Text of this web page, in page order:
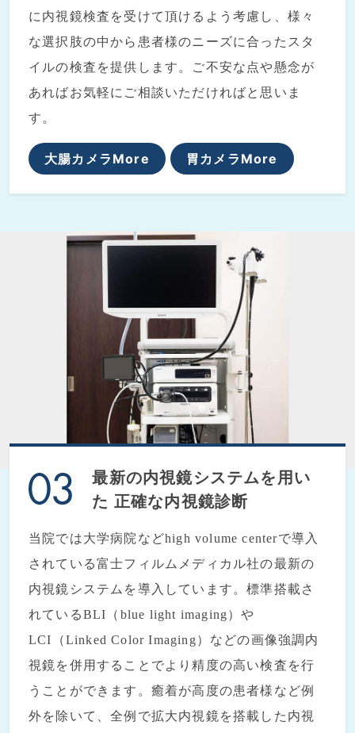
に内視鏡検査を受けて頂けるよう考慮し、様々
な選択肢の中から患者様のニーズに合ったスタ
イルの検査を提供します。ご不安な点や懸念が
あればお気軽にご相談いただければと思いま
す。
大腸カメラMore 胃カメラMore
最新の内視鏡システムを用い
た 正確な内視鏡診断
当院では大学病院などhigh volume centerで導入
されている富士フィルムメディカル社の最新の
内視鏡システムを導入しています。標準搭載さ
れているBLI（blue light imaging）や
LCI（Linked Color Imaging）などの画像強調内
視鏡を併用することでより精度の高い検査を行
うことができます。癒着が高度の患者様など例
外を除いて、全例で拡大内視鏡を搭載した内視